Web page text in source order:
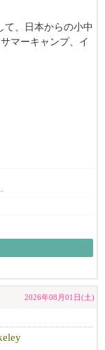
て、日本からの小中
マーキャンプ、イ
ートでお仕事して
2026年08月01日(土)